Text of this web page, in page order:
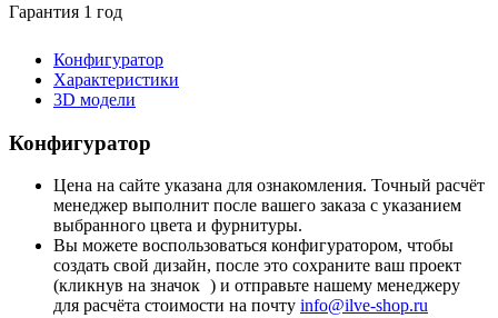
Гарантия 1 год
Конфигуратор
Характеристики
3D модели
Конфигуратор
Цена на сайте указана для ознакомления. Точный расчёт
менеджер выполнит после вашего заказа с указанием
выбранного цвета и фурнитуры.
Вы можете воспользоваться конфигуратором, чтобы
создать свой дизайн, после это сохраните ваш проект
(кликнув на значок ) и отправьте нашему менеджеру
для расчёта стоимости на почту info@ilve-shop.ru